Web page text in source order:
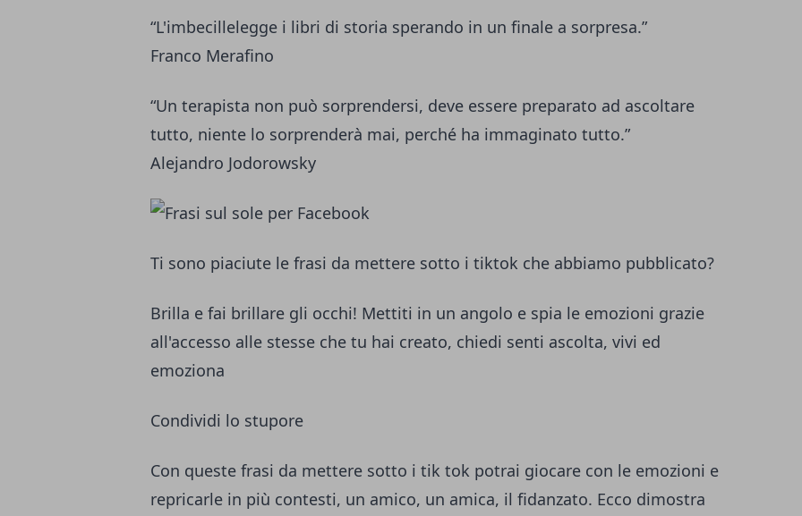
“L'imbecillelegge i libri di storia sperando in un finale a sorpresa.”
Franco Merafino
“Un terapista non può sorprendersi, deve essere preparato ad ascoltare
tutto, niente lo sorprenderà mai, perché ha immaginato tutto.”
Alejandro Jodorowsky
Ti sono piaciute le frasi da mettere sotto i tiktok che abbiamo pubblicato?
Brilla e fai brillare gli occhi! Mettiti in un angolo e spia le emozioni grazie
all'accesso alle stesse che tu hai creato, chiedi senti ascolta, vivi ed
emoziona
Condividi lo stupore
Con queste frasi da mettere sotto i tik tok potrai giocare con le emozioni e
repricarle in più contesti, un amico, un amica, il fidanzato. Ecco dimostra